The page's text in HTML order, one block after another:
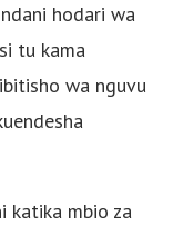
hodari wa
tu kama
wa nguvu
katika mbio za